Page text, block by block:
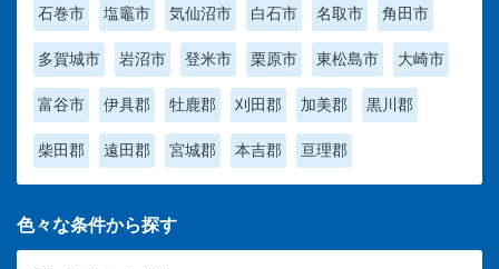
石巻市
塩竈市 気仙沼市 白石市 名取市 角田市
多賀城市 岩沼市 登米市 栗原市 東松島市 大崎市
富谷市 伊具郡 牡鹿郡 刈田郡 加美郡 黒川郡
柴田郡 遠田郡 宮城郡 本吉郡 亘理郡
色々な条件から探す